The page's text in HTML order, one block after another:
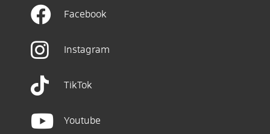
Facebook
Instagram
TikTok
Youtube